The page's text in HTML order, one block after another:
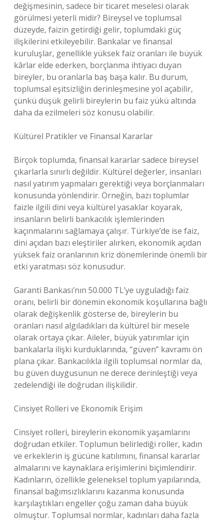
değişmesinin, sadece bir ticaret meselesi olarak
görülmesi yeterli midir? Bireysel ve toplumsal
düzeyde, faizin getirdiği gelir, toplumdaki güç
ilişkilerini etkileyebilir. Bankalar ve finansal
kuruluşlar, genellikle yüksek faiz oranları ile büyük
kârlar elde ederken, borçlanma ihtiyacı duyan
bireyler, bu oranlarla baş başa kalır. Bu durum,
toplumsal eşitsizliğin derinleşmesine yol açabilir,
çünkü düşük gelirli bireylerin bu faiz yükü altında
daha da ezilmeleri söz konusu olabilir.
Kültürel Pratikler ve Finansal Kararlar
Birçok toplumda, finansal kararlar sadece bireysel
çıkarlarla sınırlı değildir. Kültürel değerler, insanları
nasıl yatırım yapmaları gerektiği veya borçlanmaları
konusunda yönlendirir. Örneğin, bazı toplumlar
faizle ilgili dini veya kültürel yasaklar koyarak,
insanların belirli bankacılık işlemlerinden
kaçınmalarını sağlamaya çalışır. Türkiye’de ise faiz,
dini açıdan bazı eleştiriler alırken, ekonomik açıdan
yüksek faiz oranlarının kriz dönemlerinde önemli bir
etki yaratması söz konusudur.
Garanti Bankası’nın 50.000 TL’ye uyguladığı faiz
oranı, belirli bir dönemin ekonomik koşullarına bağlı
olarak değişkenlik gösterse de, bireylerin bu
oranları nasıl algıladıkları da kültürel bir mesele
olarak ortaya çıkar. Aileler, büyük yatırımlar için
bankalarla ilişki kurduklarında, “güven” kavramı ön
plana çıkar. Bankacılıkla ilgili toplumsal normlar da,
bu güven duygusunun ne derece derinleştiği veya
zedelendiği ile doğrudan ilişkilidir.
Cinsiyet Rolleri ve Ekonomik Erişim
Cinsiyet rolleri, bireylerin ekonomik yaşamlarını
doğrudan etkiler. Toplumun belirlediği roller, kadın
ve erkeklerin iş gücüne katılımını, finansal kararlar
almalarını ve kaynaklara erişimlerini biçimlendirir.
Kadınların, özellikle geleneksel toplum yapılarında,
finansal bağımsızlıklarını kazanma konusunda
karşılaştıkları engeller çoğu zaman daha büyük
olmuştur. Toplumsal normlar, kadınları daha fazla